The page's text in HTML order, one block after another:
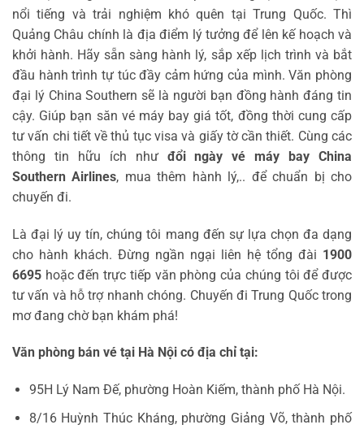
nổi tiếng và trải nghiệm khó quên tại Trung Quốc. Thì
Quảng Châu chính là địa điểm lý tưởng để lên kế hoạch và
khởi hành. Hãy sẵn sàng hành lý, sắp xếp lịch trình và bắt
đầu hành trình tự túc đầy cảm hứng của mình. Văn phòng
đại lý China Southern sẽ là người bạn đồng hành đáng tin
cậy. Giúp bạn săn vé máy bay giá tốt, đồng thời cung cấp
tư vấn chi tiết về thủ tục visa và giấy tờ cần thiết. Cùng các
thông tin hữu ích như đổi ngày vé máy bay China
Southern Airlines, mua thêm hành lý,.. để chuẩn bị cho
chuyến đi.
Là đại lý uy tín, chúng tôi mang đến sự lựa chọn đa dạng
cho hành khách. Đừng ngần ngại liên hệ tổng đài 1900
6695 hoặc đến trực tiếp văn phòng của chúng tôi để được
tư vấn và hỗ trợ nhanh chóng. Chuyến đi Trung Quốc trong
mơ đang chờ bạn khám phá!
Văn phòng bán vé tại Hà Nội có địa chỉ tại:
95H Lý Nam Đế, phường Hoàn Kiếm, thành phố Hà Nội.
8/16 Huỳnh Thúc Kháng, phường Giảng Võ, thành phố